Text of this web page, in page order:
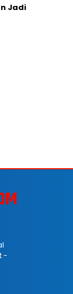
Jadi
-